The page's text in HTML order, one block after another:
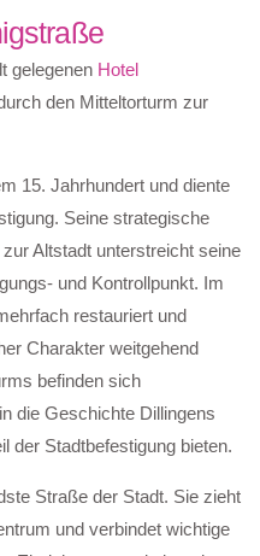
gelegenen Hotel
den Mitteltorturm zur
15. Jahrhundert und diente
Seine strategische
Altstadt unterstreicht seine
und Kontrollpunkt. Im
restauriert und
Charakter weitgehend
befinden sich
die Geschichte Dillingens
der Stadtbefestigung bieten.
Straße der Stadt. Sie zieht
und verbindet wichtige